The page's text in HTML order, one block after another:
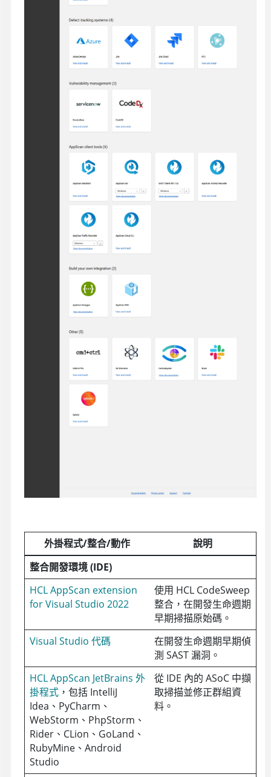
外掛程式/整合/動作
說明
整合開發環境 (IDE)
HCL AppScan extension
for Visual Studio 2022
使用 HCL CodeSweep
整合，在開發生命週期
早期掃描原始碼。
Visual Studio 代碼
在開發生命週期早期偵
測 SAST 漏洞。
HCL AppScan JetBrains 外
掛程式，包括 IntelliJ
Idea、PyCharm、
WebStorm、PhpStorm、
Rider、CLion、GoLand、
RubyMine、Android
Studio
從 IDE 內的 ASoC中擷
取掃描並修正群組資
料。